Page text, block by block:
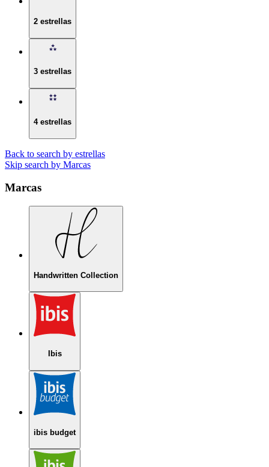
2 estrellas
3 estrellas
4 estrellas
Back to search by estrellas
Skip search by Marcas
Marcas
Handwritten Collection
Ibis
ibis budget